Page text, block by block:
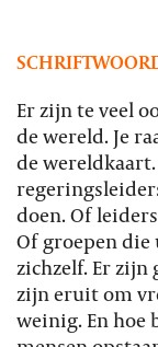
Er zijn te veel
de wereld. Je
de
doen. Of
Of groepen
zichzelf. Er zijn
zijn eruit om
weinig. En hoe